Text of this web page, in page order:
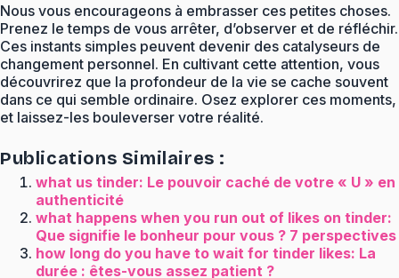
Nous vous encourageons à embrasser ces petites choses.
Prenez le temps de vous arrêter, d’observer et de réfléchir.
Ces instants simples peuvent devenir des catalyseurs de
changement personnel. En cultivant cette attention, vous
découvrirez que la profondeur de la vie se cache souvent
dans ce qui semble ordinaire. Osez explorer ces moments,
et laissez-les bouleverser votre réalité.
Publications Similaires :
what us tinder: Le pouvoir caché de votre « U » en
authenticité
what happens when you run out of likes on tinder:
Que signifie le bonheur pour vous ? 7 perspectives
how long do you have to wait for tinder likes: La
durée : êtes-vous assez patient ?